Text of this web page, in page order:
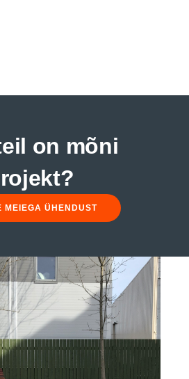
on mõni
MEIEGA ÜHENDUST